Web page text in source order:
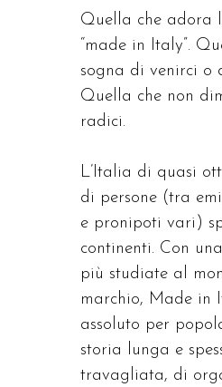
Quella che adora
“made in Italy”.
sogna di venirci o
Quella che non
radici.
L’Italia di quasi
di persone (tra
e pronipoti vari)
continenti. Con
più studiate al
marchio, Made in
assoluto per
storia lunga e
travagliata, di